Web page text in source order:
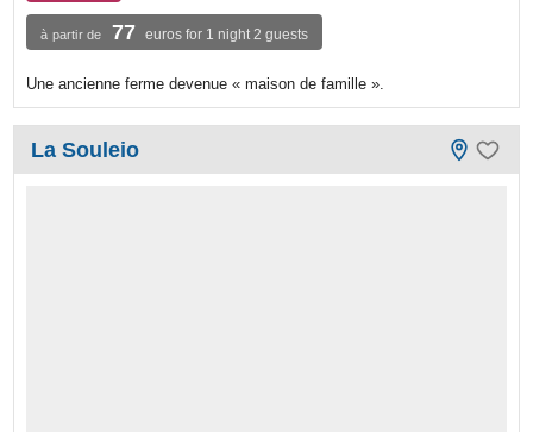
à partir de 77 euros for 1 night 2 guests
Une ancienne ferme devenue « maison de famille ».
La Souleio